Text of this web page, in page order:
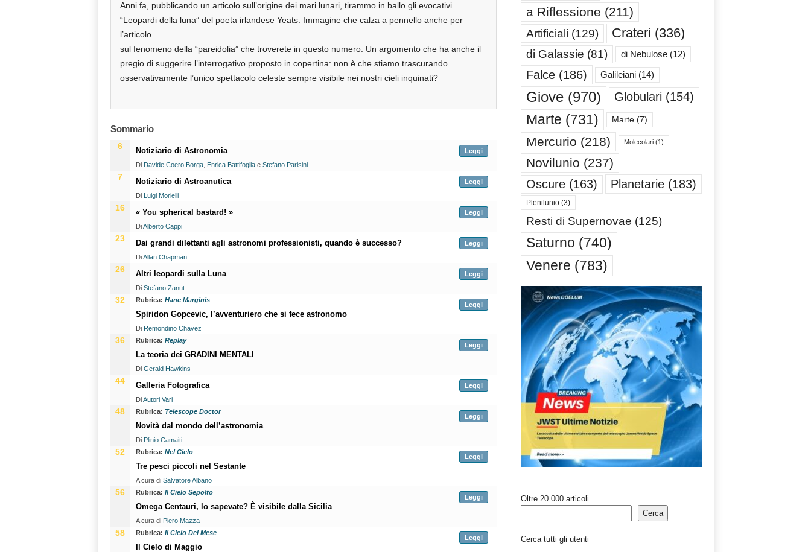
Anni fa, pubblicando un articolo sull’origine dei mari lunari, tirammo in ballo gli evocativi
“Leopardi della luna” del poeta irlandese Yeats. Immagine che calza a pennello anche per
l’articolo
sul fenomeno della “pareidolia” che troverete in questo numero. Un argomento che ha anche il
pregio di suggerire l’interrogativo proposto in copertina: non è che stiamo trascurando
osservativamente l’unico spettacolo celeste sempre visibile nei nostri cieli inquinati?
Sommario
6
Leggi
Notiziario di Astronomia
Di Davide Coero Borga, Enrica Battifogliae Stefano Parisini
7 Leggi
Notiziario di Astroanutica
Di Luigi Morielli
16 Leggi
« You spherical bastard! »
DiAlberto Cappi
23 Leggi
Dai grandi dilettanti agli astronomi professionisti, quando è successo?
DiAllan Chapman
26 Leggi
Altri leopardi sulla Luna
Di Stefano Zanut
32 Leggi
Rubrica: Hanc Marginis
Spiridon Gopcevic, l’avventuriero che si fece astronomo
Di Remondino Chavez
36 Leggi
Rubrica: Replay
La teoria dei GRADINI MENTALI
Di Gerald Hawkins
44 Leggi
Galleria Fotografica
DiAutori Vari
48 Leggi
Rubrica: Telescope Doctor
Novità dal mondo dell’astronomia
Di Plinio Camaiti
52 Leggi
Rubrica: Nel Cielo
Tre pesci piccoli nel Sestante
A cura di Salvatore Albano
56 Leggi
Rubrica: Il Cielo Sepolto
Omega Centauri, lo sapevate? È visibile dalla Sicilia
A cura di Piero Mazza
58 Leggi
Rubrica: Il Cielo Del Mese
Il Cielo di Maggio
a Riflessione (211)
Artificiali (129) Crateri (336)
di Galassie (81) di Nebulose(12)
Falce(186) Galileiani(14)
Giove(970) Globulari (154)
Marte (731) Marte(7)
Mercurio (218) Molecolari(1)
Novilunio (237)
Oscure(163) Planetarie(183)
Plenilunio(3)
Resti di Supernovae (125)
Saturno (740)
Venere (783)
Oltre 20.000 articoli
Cerca
Cerca tutti gli utenti